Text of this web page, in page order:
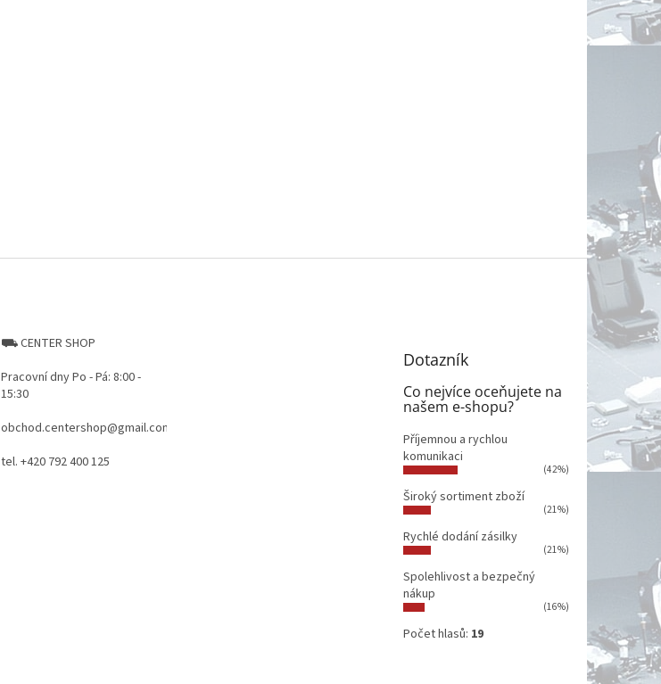
⛟ CENTER SHOP
Pracovní dny Po - Pá: 8:00 -
15:30
obchod.centershop@gmail.com
tel. +420 792 400 125
Dotazník
Co nejvíce oceňujete na
našem e-shopu?
Příjemnou a rychlou
komunikaci
(42%)
Široký sortiment zboží
(21%)
Rychlé dodání zásilky
(21%)
Spolehlivost a bezpečný
nákup
(16%)
Počet hlasů: 19